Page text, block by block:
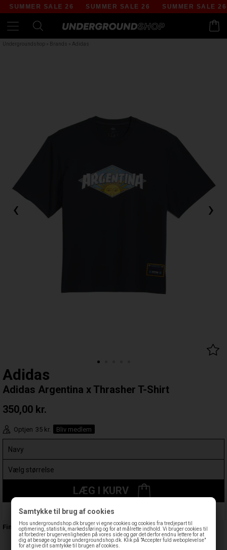
Samtykke til brug af cookies
Hos undergroundshop.dk bruger vi egne cookies og cookies fra tredjepart til
optimering, statistik, markedsføring og for at målrette indhold. Vi bruger cookies til
at forbedrer brugervenligheden på vores side og gør det derfor endnu lettere for at
dig at besøge og bruge undergroundshop.dk. Klik på "Accepter fuld weboplevelse"
for at give dit samtykke til brugen af cookies.
SUMMER SALE 26 SUMMER SALE 26 SUMMER SALE 26
Undergroundshop Brands Adidas
‹ ›
Adidas
Adidas Argentina x Thrasher T-Shirt
350,00 kr.
Optjen 35 kr. Bliv medlem
LÆG I KURV
Leveringstid: 1-3 hverdage
Findes også: